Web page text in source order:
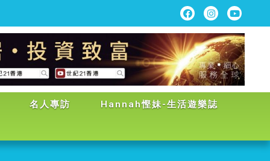
名人專訪 Hannah慳妹-生活遊樂誌